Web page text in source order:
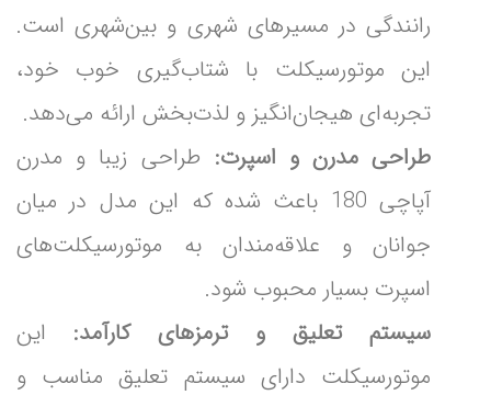
رانندگی در مسیرهای شهری و بین‌شهری است.
این موتورسیکلت با شتاب‌گیری خوب خود،
تجربه‌ای هیجان‌انگیز و لذت‌بخش ارائه می‌دهد.
طراحی مدرن و اسپرت: طراحی زیبا و مدرن
آپاچی 180 باعث شده که این مدل در میان
جوانان و علاقه‌مندان به موتورسیکلت‌های
اسپرت بسیار محبوب شود.
سیستم تعلیق و ترمزهای کارآمد: این
موتورسیکلت دارای سیستم تعلیق مناسب و